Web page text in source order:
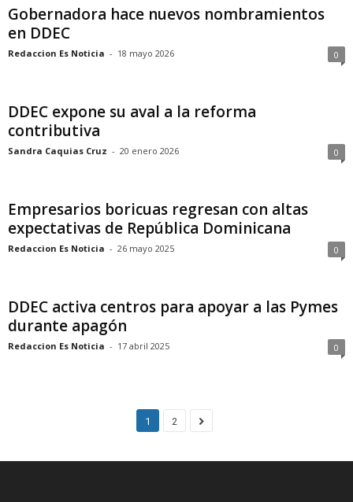
Gobernadora hace nuevos nombramientos
en DDEC
Redaccion Es Noticia - 18 mayo 2026 0
DDEC expone su aval a la reforma
contributiva
Sandra Caquias Cruz - 20 enero 2026 0
Empresarios boricuas regresan con altas
expectativas de República Dominicana
Redaccion Es Noticia - 26 mayo 2025 0
DDEC activa centros para apoyar a las Pymes
durante apagón
Redaccion Es Noticia - 17 abril 2025 0
1 2